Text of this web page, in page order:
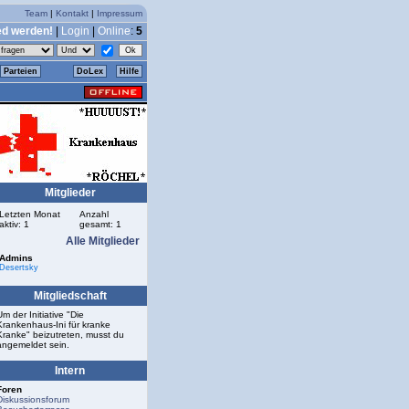
Team | Kontakt | Impressum
werden! Login Online: 5
Parteien DoLex Hilfe
Mitglieder
Letzten Monat
aktiv: 1
Anzahl
gesamt: 1
Alle Mitglieder
Admins
Desertsky
Mitgliedschaft
der Initiative "Die
Ini für kranke
beizutreten, musst du
sein.
Intern